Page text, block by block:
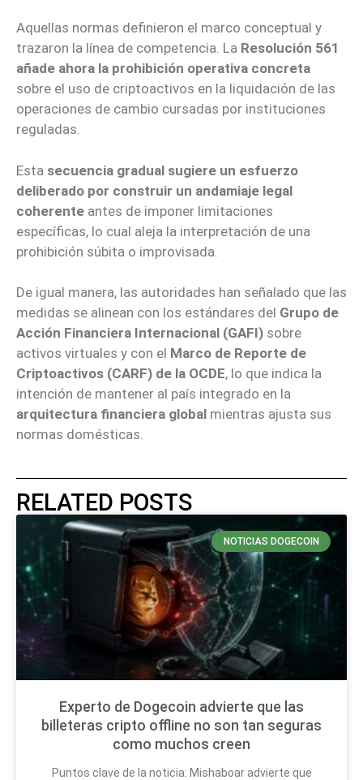
Aquellas normas definieron el marco conceptual y
trazaron la línea de competencia. La Resolución 561
añade ahora la prohibición operativa concreta
sobre el uso de criptoactivos en la liquidación de las
operaciones de cambio cursadas por instituciones
reguladas.
Esta secuencia gradual sugiere un esfuerzo
deliberado por construir un andamiaje legal
coherente antes de imponer limitaciones
específicas, lo cual aleja la interpretación de una
prohibición súbita o improvisada.
De igual manera, las autoridades han señalado que las
medidas se alinean con los estándares del Grupo de
Acción Financiera Internacional (GAFI) sobre
activos virtuales y con el Marco de Reporte de
Criptoactivos (CARF) de la OCDE, lo que indica la
intención de mantener al país integrado en la
arquitectura financiera global mientras ajusta sus
normas domésticas.
RELATED POSTS
NOTICIAS DOGECOIN
Experto de Dogecoin advierte que las
billeteras cripto offline no son tan seguras
como muchos creen
Puntos clave de la noticia: Mishaboar advierte que